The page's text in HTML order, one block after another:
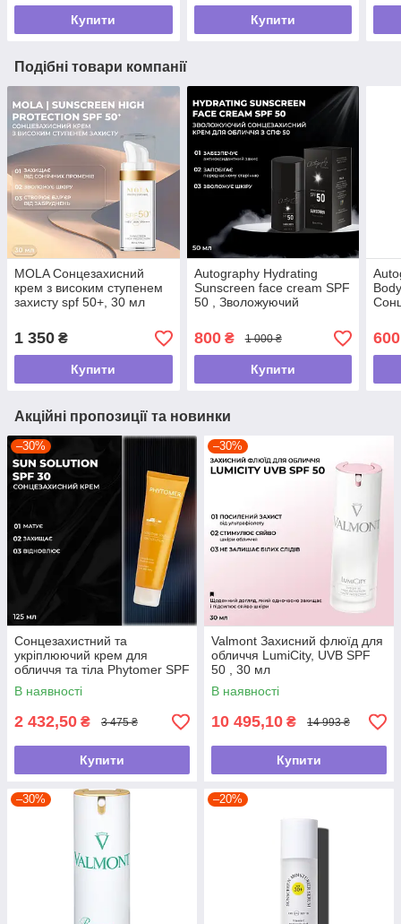
Купити Купити
Подібні товари компанії
MOLA Сонцезахисний
крем з високим ступенем
захисту spf 50+, 30 мл
1 350 ₴
Купити
Autography Hydrating
Sunscreen face cream SPF
50 , Зволожуючий
обличчя з СПФ 50, 50 мл
800₴ 1 000 ₴
Купити
600
Акційні пропозиції та новинки
–30%
Сонцезахистний та
укріплюючий крем для
обличчя та тіла Phytomer SPF
30, 125 мл
В наявності
2 432,50 ₴ 3 475 ₴
Купити
–30%
Valmont Захисний флюїд для
обличчя LumiCity, UVB SPF
50 , 30 мл
В наявності
10 495,10 ₴ 14 993 ₴
Купити
–30% –20%